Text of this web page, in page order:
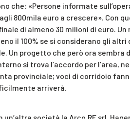
che: «Persone informate
800mila euro a crescere». Con
di almeno 30 milioni di euro. Un
il 100% se si considerano gli altri
Un progetto che però ora sembra
si trova l’accordo per l’area,
provinciale; voci di corridoio
arriverà.